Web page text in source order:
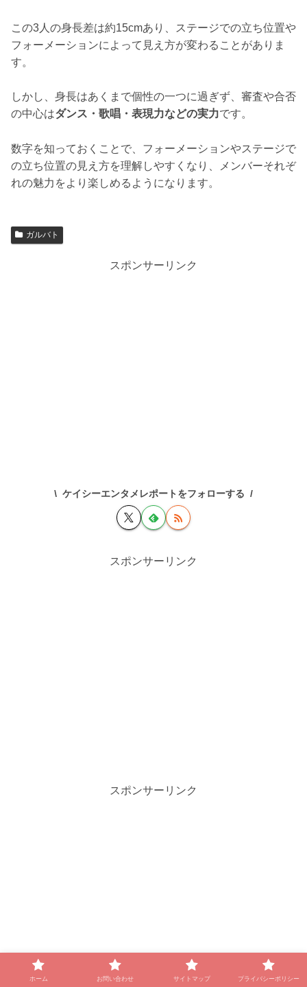
この3人の身長差は約15cmあり、ステージでの立ち位置や
フォーメーションによって見え方が変わることがありま
す。
しかし、身長はあくまで個性の一つに過ぎず、審査や合否
の中心はダンス・歌唱・表現力などの実力です。
数字を知っておくことで、フォーメーションやステージで
の立ち位置の見え方を理解しやすくなり、メンバーそれぞ
れの魅力をより楽しめるようになります。
ガルバト
スポンサーリンク
ケイシーエンタメレポートをフォローする
スポンサーリンク
スポンサーリンク
ホーム お問い合わせ サイトマップ プライバシーポリシー